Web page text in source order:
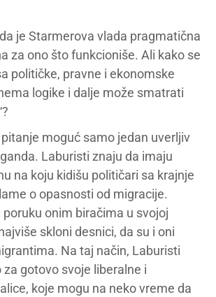
je Starmerova vlada pragmatična
za ono što funkcioniše. Ali kako se
političke, pravne i ekonomske
logike i dalje može smatrati
moguć samo jedan uverljiv
Laburisti znaju da imaju
na koju kidišu političari sa krajnje
o opasnosti od migracije.
poruku onim biračima u svojoj
skloni desnici, da su i oni
Na taj način, Laburisti
gotovo svoje liberalne i
koje mogu na neko vreme da